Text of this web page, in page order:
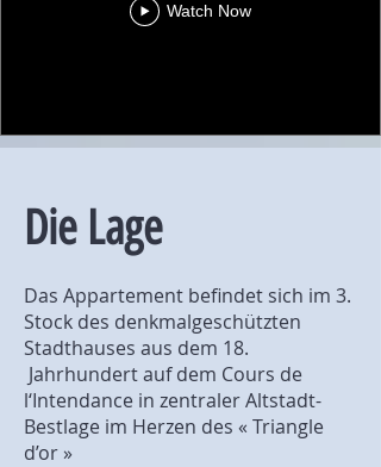
Watch Now
Die Lage
Das Appartement befindet sich im 3.
Stock des denkmalgeschützten
Stadthauses aus dem 18.
Jahrhundert auf dem Cours de
l‘Intendance in zentraler Altstadt-
Bestlage im Herzen des « Triangle
d’or »